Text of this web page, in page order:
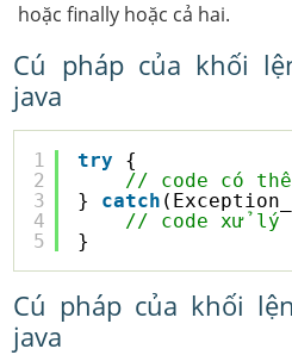
hoặc finally hoặc cả hai.
Cú pháp của khối
java
1
2
3
4
5
try
{
// code có
} catch
// code xử lý
}
Cú pháp của khối
java